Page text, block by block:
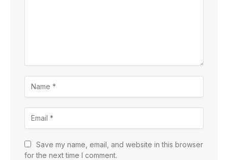
Save my name, email, and website in this browser
for the next time I comment.